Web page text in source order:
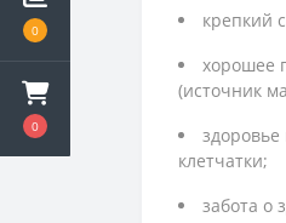
0
0
крепкий
хорошее
(источник
клетчатки;
забота о